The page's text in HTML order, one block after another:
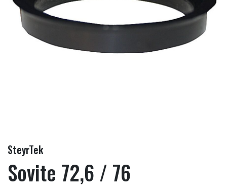
SteyrTek
Sovite 72,6 / 76